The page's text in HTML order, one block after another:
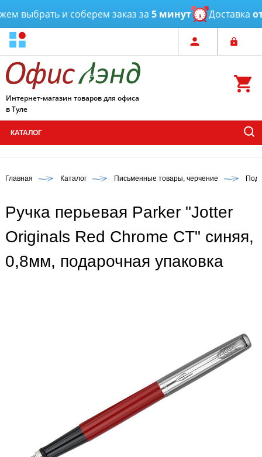
и соберем заказ за5 минут Доставкаот 3
Интернет-магазин товаров для офиса
в Туле
КАТАЛОГ
Главная Каталог Письменные товары, черчение
Ручка перьевая Parker "Jotter
Originals Red Chrome CT" синяя,
0,8мм, подарочная упаковка